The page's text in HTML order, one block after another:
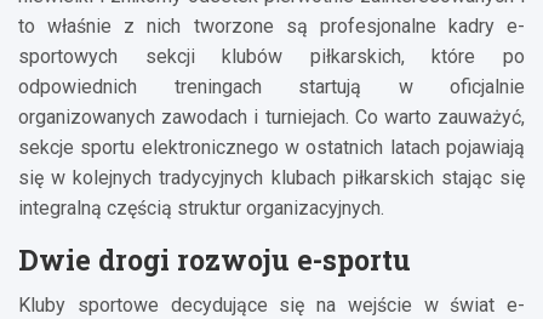
to właśnie z nich tworzone są profesjonalne kadry e-
sportowych sekcji klubów piłkarskich, które po
odpowiednich treningach startują w oficjalnie
organizowanych zawodach i turniejach. Co warto zauważyć,
sekcje sportu elektronicznego w ostatnich latach pojawiają
się w kolejnych tradycyjnych klubach piłkarskich stając się
integralną częścią struktur organizacyjnych.
Dwie drogi rozwoju e-sportu
Kluby sportowe decydujące się na wejście w świat e-